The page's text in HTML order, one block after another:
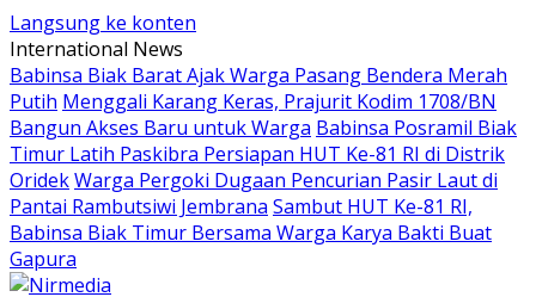
Langsung ke konten
International News
Babinsa Biak Barat Ajak Warga Pasang Bendera Merah
Putih Menggali Karang Keras, Prajurit Kodim 1708/BN
Bangun Akses Baru untuk Warga Babinsa Posramil Biak
Timur Latih Paskibra Persiapan HUT Ke-81 RI di Distrik
OridekWarga Pergoki Dugaan Pencurian Pasir Laut di
Pantai Rambutsiwi Jembrana Sambut HUT Ke-81 RI,
Babinsa Biak Timur Bersama Warga Karya Bakti Buat
Gapura